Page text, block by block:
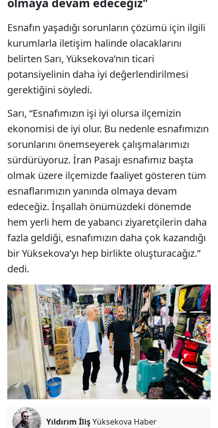
Esnafın yaşadığı sorunların çözümü için ilgili
kurumlarla iletişim halinde olacaklarını
belirten Sarı, Yüksekova’nın ticari
potansiyelinin daha iyi değerlendirilmesi
gerektiğini söyledi.
Sarı, “Esnafımızın işi iyi olursa ilçemizin
ekonomisi de iyi olur. Bu nedenle esnafımızın
sorunlarını önemseyerek çalışmalarımızı
sürdürüyoruz. İran Pasajı esnafımız başta
olmak üzere ilçemizde faaliyet gösteren tüm
esnaflarımızın yanında olmaya devam
edeceğiz. İnşallah önümüzdeki dönemde
hem yerli hem de yabancı ziyaretçilerin daha
fazla geldiği, esnafımızın daha çok kazandığı
bir Yüksekova’yı hep birlikte oluşturacağız.”
dedi.
Yıldırım İlişYüksekova Haber